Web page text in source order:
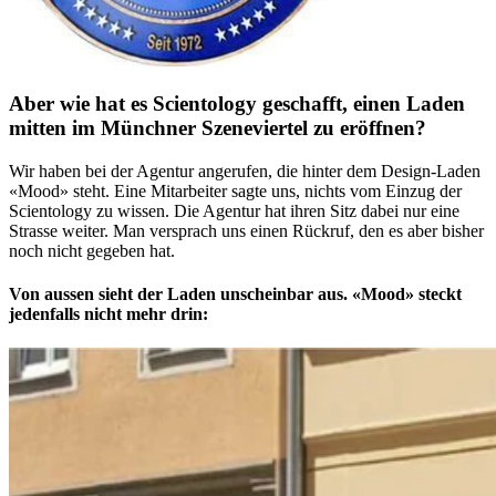
Aber wie hat es Scientology geschafft, einen Laden
mitten im Münchner Szeneviertel zu eröffnen?
Wir haben bei der Agentur angerufen, die hinter dem Design-Laden
«Mood» steht. Eine Mitarbeiter sagte uns, nichts vom Einzug der
Scientology zu wissen. Die Agentur hat ihren Sitz dabei nur eine
Strasse weiter. Man versprach uns einen Rückruf, den es aber bisher
noch nicht gegeben hat.
Von aussen sieht der Laden unscheinbar aus. «Mood» steckt
jedenfalls nicht mehr drin: